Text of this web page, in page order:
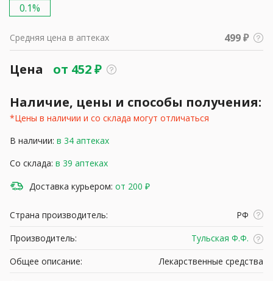
0.1%
Средняя цена в аптеках 499 ₽
Цена от 452₽
Наличие, цены и способы получения:
*Цены в наличии и со склада могут отличаться
В наличии: в 34 аптеках
Со склада: в 39 аптеках
Доставка курьером: от 200 ₽
Страна производитель:
РФ
Производитель:
Тульская Ф.Ф.
Общее описание:
Лекарственные средства